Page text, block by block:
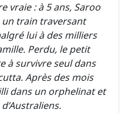
vraie : à 5 ans, Saroo
train traversant
lui à des milliers
Perdu, le petit
à survivre seul dans
Après des mois
dans un orphelinat et